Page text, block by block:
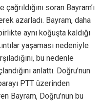
soran Bayram’ı
azarladı. Bayram, daha
aynı koğuşta kaldığı
yaşaması nedeniyle
bu nedenle
anlattı. Doğru’nun
PTT üzerinden
Bayram, Doğru’nun bu